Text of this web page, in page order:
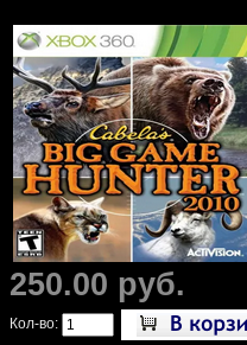
250.00 руб.
Кол-во: